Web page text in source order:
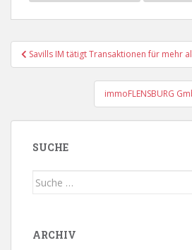
Beitragsnavigation
Savills IM tätigt Transaktionen für mehr
immoFLENSBURG
SUCHE
Suche
ARCHIV